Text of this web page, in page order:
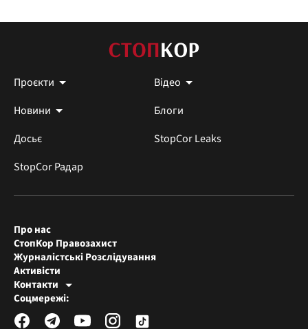
Проєкти
Відео
Новини
Блоги
Досьє
StopCor Leaks
StopCor Радар
Про нас
СтопКор Правозахист
Журналістські Розслідування
Активісти
Контакти
Редакція СтопКора
Журналісти-розслідувачі
Соцмережі: